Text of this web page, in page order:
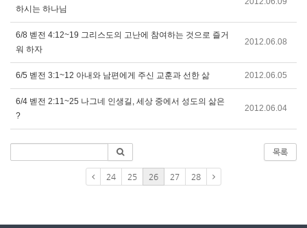
하시는 하나님
6/8 벧전 4:12~19 그리스도의 고난에 참여하는 것으로 즐거
워 하자
2012.06.08
6/5 벧전 3:1~12 아내와 남편에게 주신 교훈과 선한 삶 2012.06.05
6/4 벧전 2:11~25 나그네 인생길, 세상 중에서 성도의 삶은
?
2012.06.04
목록
24 25 26 27 28